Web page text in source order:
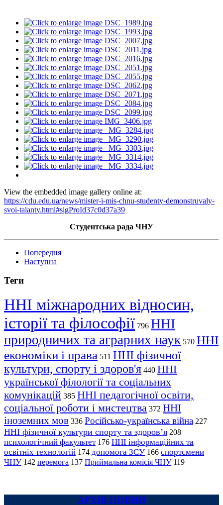
View the embedded image gallery online at:
https://cdu.edu.ua/news/mister-i-mis-chnu-studenty-demonstruvaly-
svoi-talanty.html#sigProId37c0d37a39
Студентська рада ЧНУ
Попередня
Наступна
Теги
ННІ міжнародних відносин,
історії та філософії 796 ННІ
природничих та аграрних наук 570 ННІ
економіки і права 511 ННІ фізичної
культури, спорту і здоров'я 440 ННІ
української філології та соціальних
комунікацій 385 ННІ педагогічної освіти,
соціальної роботи і мистецтва 372 ННІ
іноземних мов 336 Російсько-українська війна 227
ННІ фізичної культури спорту та здоров’я 208
психологічний факультет 176 ННІ інформаційних та
освітніх технологій 174 допомога ЗСУ 166 спортсмени
ЧНУ 142 перемога 137 Приймальна комісія ЧНУ 119
АРХІВ НОВИН